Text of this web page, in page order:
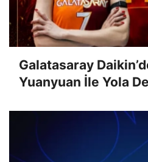
Galatasaray
Yuanyuan İle Yola